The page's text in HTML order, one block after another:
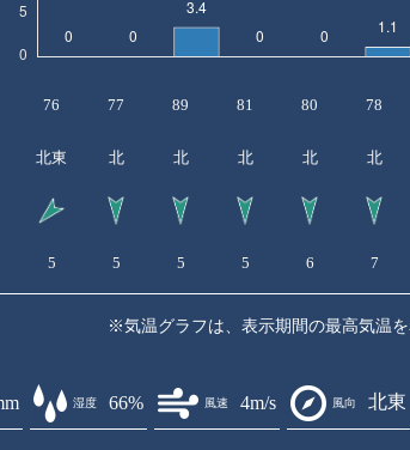
76 77 89 81 80 78
北東 北 北 北 北 北
5 5 5 5 6 7
※気温グラフは、表示期間の最高気温
湿度 66% 風速 4m/s 風向 北東